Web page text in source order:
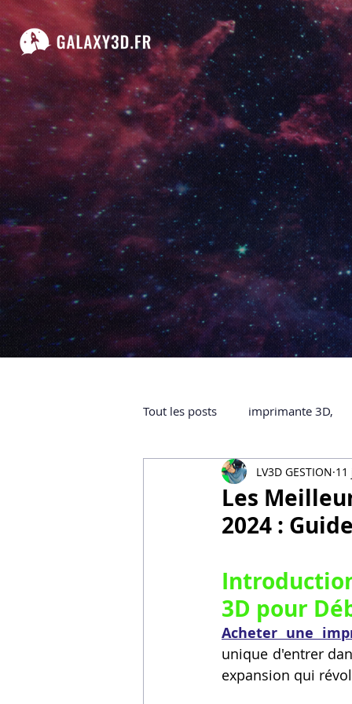
Tout les posts imprimante 3D,
impression 3D à la demande
ARTILLERY 3D
certifiée QUALIOPI Refaire
Creality Hi combo Artillery
Les
2024 :
LV3D GESTION 11
3D pour
Acheter une
unique d'entrer
expansion qui